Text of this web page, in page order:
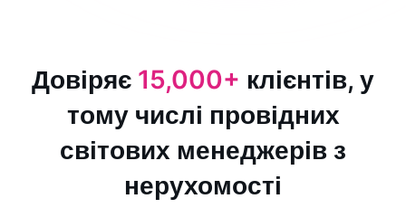
Довіряє 15,000+ клієнтів, у
тому числі провідних
світових менеджерів з
нерухомості